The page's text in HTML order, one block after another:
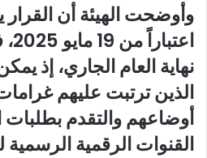
وأوضحت الهيئة أن القرار
نهاية العام الجاري، إذ
الذين ترتبت عليهم
أوضاعهم والتقدم بطلبات
القنوات الرقمية الرسمية